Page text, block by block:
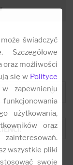
świadczyć
oraz możliwości
się w Polityce
zapewnieniu
użytkowania,
oraz
wszystkie pliki
swoje